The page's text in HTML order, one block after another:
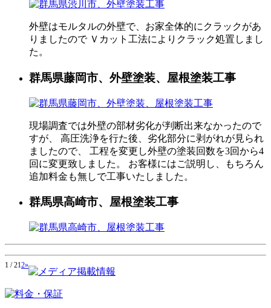
外壁はモルタルの外壁で、お家全体的にクラックがあ
りましたので Ｖカット工法によりクラック処置しまし
た。
群馬県藤岡市、外壁塗装、屋根塗装工事
現場調査では外壁の部材劣化が判断出来なかったので
すが、 高圧洗浄を行た後、劣化部分に剥がれが見られ
ましたので、 工程を変更し外壁の塗装回数を3回から4
回に変更致しました。 お客様にはご説明し、もちろん
追加料金も無しで工事いたしました。
群馬県高崎市、屋根塗装工事
1 / 212»